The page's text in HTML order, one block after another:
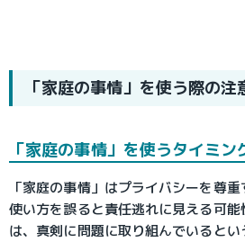
「家庭の事情」を使う際の注
「家庭の事情」を使うタイミン
「家庭の事情」はプライバシーを尊重
使い方を誤ると責任逃れに見える可
は、真剣に問題に取り組んでいると